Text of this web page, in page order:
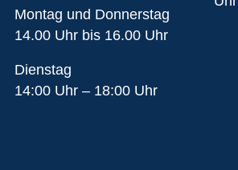
Montag und Donnerstag
14.00 Uhr bis 16.00 Uhr
Dienstag
14:00 Uhr – 18:00 Uhr